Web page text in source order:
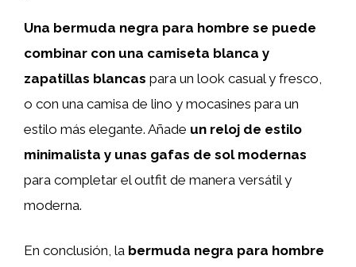
Una bermuda negra para hombre se puede
combinar con una camiseta blanca y
zapatillas blancas para un look casual y fresco,
o con una camisa de lino y mocasines para un
estilo más elegante. Añade un reloj de estilo
minimalista y unas gafas de sol modernas
para completar el outfit de manera versátil y
moderna.
En conclusión, la bermuda negra para hombre